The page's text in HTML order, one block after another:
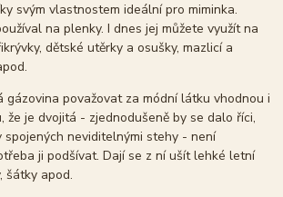
svým vlastnostem ideální pro miminka.
na plenky. I dnes jej můžete využít na
dětské utěrky a osušky, mazlicí a
gázovina považovat za módní látku vhodnou i
že je dvojitá - zjednodušeně by se dalo říci,
spojených neviditelnými stehy - není
ji podšívat. Dají se z ní ušít lehké letní
šátky apod.